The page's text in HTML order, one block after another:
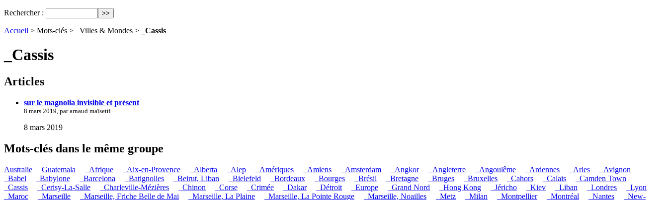
Rechercher :
Accueil > Mots-clés > _Villes & Mondes > _Cassis
_Cassis
Articles
sur le magnolia invisible et présent
8 mars 2019, par arnaud maïsetti
8 mars 2019
Mots-clés dans le même groupe
Australie Guatemala _Afrique _Aix-en-Provence _Alberta _Alep _Amériques _Amiens _Amsterdam _Angkor _Angleterre _Angoulême _Ardennes _Arles
_Avignon
_Babel
_Babylone _Barcelona _Batignolles _Beirut, Liban _Bielefeld _Bordeaux _Bourges _Brésil _Bretagne _Bruges _Bruxelles _Cahors _Calais
_Camden Town
_Cassis
_Cerisy-La-Salle _Charleville-Mézières _Chinon _Corse _Crimée _Dakar _Détroit _Europe _Grand Nord _Hong Kong _Jéricho _Kiev _Liban _Londres
_Lyon
_Maroc
_Marseille _Marseille, Friche Belle de Mai _Marseille, La Plaine _Marseille, La Pointe Rouge _Marseille, Noailles _Metz _Milan _Montpellier _Montréal _Nantes _New-